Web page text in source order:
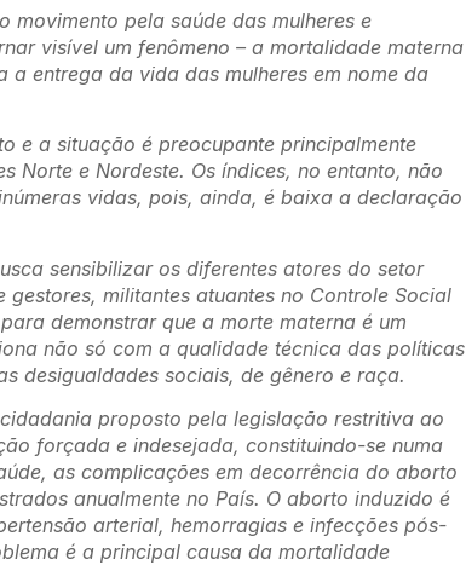
pela saúde das mulheres e
visível um fenômeno – a mortalidade materna
entrega da vida das mulheres em nome da
e a situação é preocupante principalmente
Norte e Nordeste. Os índices, no entanto, não
vidas, pois, ainda, é baixa a declaração
sensibilizar os diferentes atores do setor
militantes atuantes no Controle Social
demonstrar que a morte materna é um
não só com a qualidade técnica das políticas
desigualdades sociais, de gênero e raça.
proposto pela legislação restritiva ao
forçada e indesejada, constituindo-se numa
as complicações em decorrência do aborto
anualmente no País. O aborto induzido é
arterial, hemorragias e infecções pós-
é a principal causa da mortalidade